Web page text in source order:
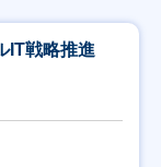
IT戦略推進